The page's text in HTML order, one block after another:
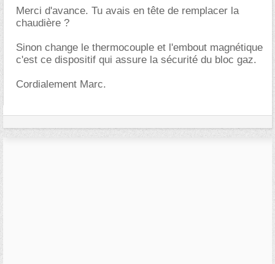
Merci d'avance. Tu avais en tête de remplacer la
chaudière ?
Sinon change le thermocouple et l'embout magnétique
c'est ce dispositif qui assure la sécurité du bloc gaz.
Cordialement Marc.